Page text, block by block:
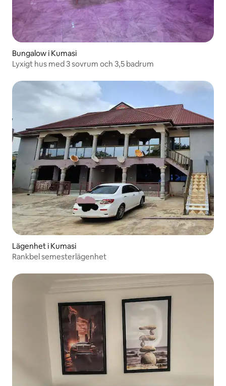
Bungalow i Kumasi
Lyxigt hus med 3 sovrum och 3,5 badrum
Lägenhet i Kumasi
Rankbel semesterlägenhet